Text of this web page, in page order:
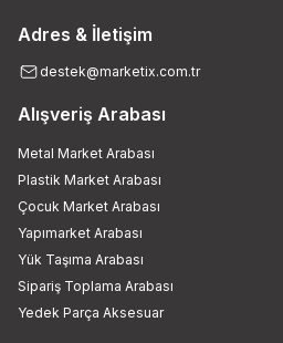
Adres & İletişim
destek@marketix.com.tr
Alışveriş Arabası
Metal Market Arabası
Plastik Market Arabası
Çocuk Market Arabası
Yapımarket Arabası
Yük Taşıma Arabası
Sipariş Toplama Arabası
Yedek Parça Aksesuar